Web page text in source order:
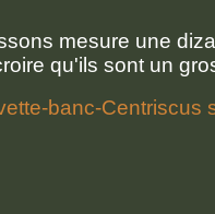
mesure une
qu'ils sont un